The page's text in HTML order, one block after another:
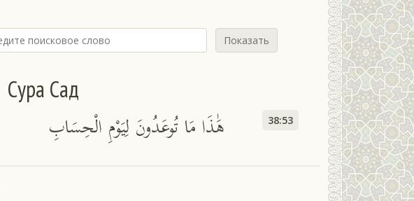
Показать
Сура Сад
هَٰذَا مَا تُوعَدُونَ لِيَوْمِ الْحِسَابِ 38:53